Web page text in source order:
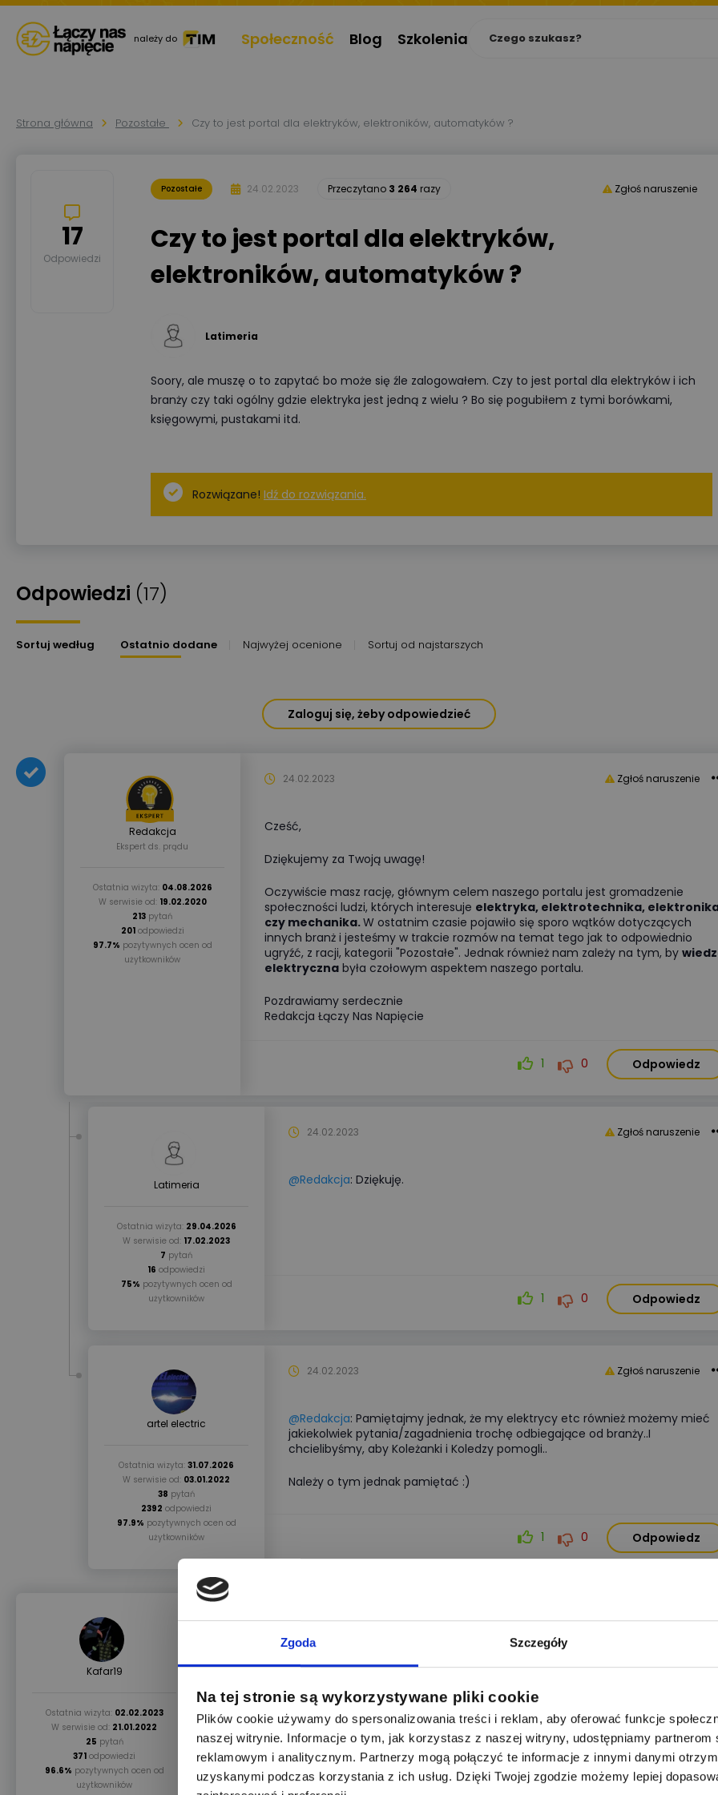
Zgoda Szczegóły
Na tej stronie są wykorzystywane pliki cookie
Plików cookie używamy do spersonalizowania treści i reklam, aby oferować funkcje
naszej witrynie. Informacje o tym, jak korzystasz z naszej witryny, udostępniamy partnerom
reklamowym i analitycznym. Partnerzy mogą połączyć te informacje z innymi danymi
uzyskanymi podczas korzystania z ich usług. Dzięki Twojej zgodzie możemy lepiej
należy do Społeczność Blog Szkolenia
Strona główna Pozostałe Czy to jest portal dla elektryków, elektroników, automatyków ?
Pozostałe 24.02.2023 Przeczytano 3 264 razy Zgłoś naruszenie
Czy to jest portal dla elektryków,
elektroników, automatyków ?
Latimeria
Soory, ale muszę o to zapytać bo może się źle zalogowałem. Czy to jest portal dla elektryków i ich
branży czy taki ogólny gdzie elektryka jest jedną z wielu ? Bo się pogubiłem z tymi borówkami,
księgowymi, pustakami itd.
Rozwiązane! Idź do rozwiązania.
17
Odpowiedzi
Odpowiedzi (17)
Sortuj według Ostatnio dodane Najwyżej ocenione Sortuj od najstarszych
Zaloguj się, żeby odpowiedzieć
Redakcja
Ekspert ds. prądu
Ostatnia wizyta: 04.08.2026
W serwisie od: 19.02.2020
213 pytań
201odpowiedzi
97.7% pozytywnych ocen od
użytkowników
Zgłoś naruszenie
24.02.2023
Cześć,
Dziękujemy za Twoją uwagę!
Oczywiście masz rację, głównym celem naszego portalu jest gromadzenie
społeczności ludzi, których interesuje elektryka, elektrotechnika,
czy mechanika.W ostatnim czasie pojawiło się sporo wątków dotyczących
innych branż i jesteśmy w trakcie rozmów na temat tego jak to odpowiednio
ugryźć, z racji, kategorii "Pozostałe". Jednak również nam zależy na tym, by
elektryczna była czołowym aspektem naszego portalu.
Pozdrawiamy serdecznie
Redakcja Łączy Nas Napięcie
1 0 Odpowiedz
Latimeria
Ostatnia wizyta: 29.04.2026
W serwisie od: 17.02.2023
7 pytań
16 odpowiedzi
75% pozytywnych ocen od
użytkowników
Zgłoś naruszenie
24.02.2023
@Redakcja: Dziękuję.
1 0 Odpowiedz
artel electric
Ostatnia wizyta: 31.07.2026
W serwisie od: 03.01.2022
38 pytań
2392 odpowiedzi
97.9% pozytywnych ocen od
użytkowników
Zgłoś naruszenie
24.02.2023
@Redakcja: Pamiętajmy jednak, że my elektrycy etc również możemy mieć
jakiekolwiek pytania/zagadnienia trochę odbiegające od branży..I
chcielibyśmy, aby Koleżanki i Koledzy pomogli..
Należy o tym jednak pamiętać :)
1 0 Odpowiedz
Kafar19
Ostatnia wizyta: 02.02.2023
W serwisie od: 21.01.2022
25 pytań
371 odpowiedzi
96.6% pozytywnych ocen od
użytkowników
Zgłoś naruszenie
28.02.2023
Znam tu kilka osób które uczą się lub są automatykami na tym portalu, myślę że
tutaj są aktywni producenci sprzętów z dziedziny automatyki tacy jak Siemens czy WAGO
;)
0 0 Odpowiedz